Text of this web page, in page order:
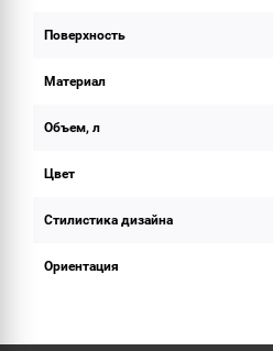
Поверхность
Материал
Объем, л
Цвет
Стилистика дизайна
Ориентация